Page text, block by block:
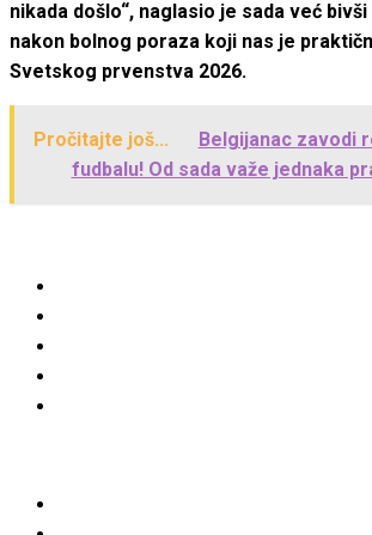
nikada došlo“, naglasio je sada već
nakon bolnog poraza koji nas je
Svetskog prvenstva 2026.
Pročitajte još...
Belgijanac zavodi
fudbalu! Od sada važe jednaka